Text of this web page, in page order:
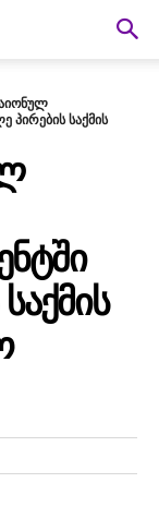
პირების საქმის